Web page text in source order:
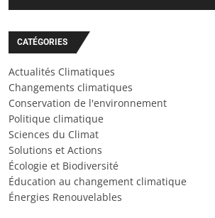
CATÉGORIES
Actualités Climatiques
Changements climatiques
Conservation de l'environnement
Politique climatique
Sciences du Climat
Solutions et Actions
Écologie et Biodiversité
Éducation au changement climatique
Énergies Renouvelables